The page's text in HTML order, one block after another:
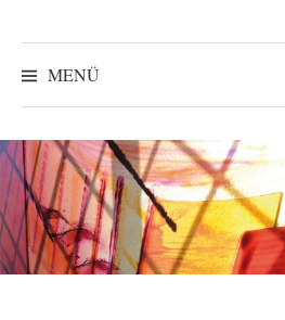
MENÜ